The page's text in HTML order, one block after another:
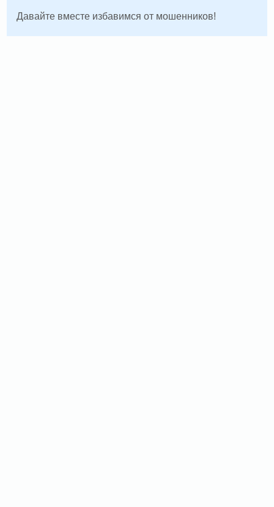
Давайте вместе избавимся от мошенников!